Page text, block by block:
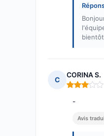
C
CORINA S.
Note : 3
-
Avis